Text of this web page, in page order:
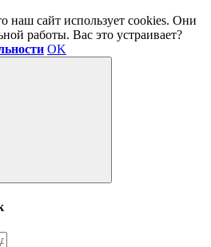
наш сайт использует cookies. Они
работы. Вас это устраивает?
OK